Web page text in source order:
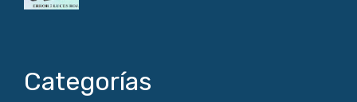
Categorías